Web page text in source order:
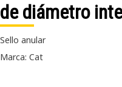
de diámetro
Sello anular
Marca: Cat